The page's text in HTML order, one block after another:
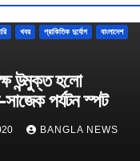
খবর প্রাকিতিক দুর্যোগ বাংলাদেশ
উন্মুক্ত হলো
সাজেক পর্যটন স্পট
BANGLA NEWS